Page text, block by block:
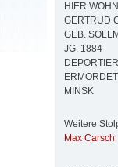
HIER
GERTRUD
GEB.
JG. 1884
MINSK
Weitere
Max Carsch